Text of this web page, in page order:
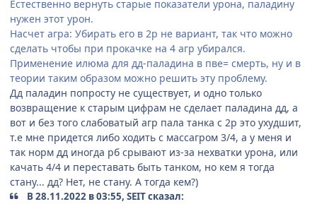
Естественно вернуть старые показатели урона, паладину
нужен этот урон.
Насчет агра: Убирать его в 2р не вариант, так что можно
сделать чтобы при прокачке на 4 агр убирался.
Применение илюма для дд-паладина в пве= смерть, ну и в
теории таким образом можно решить эту проблему.
Дд паладин попросту не существует, и одно только
возвращение к старым цифрам не сделает паладина дд, а
вот и без того слабоватый агр пала танка с 2р это ухудшит,
т.е мне придется либо ходить с массагром 3/4, а у меня и
так норм дд иногда рб срывают из-за нехватки урона, или
качать 4/4 и переставать быть танком, но кем я тогда
стану... дд? Нет, не стану. А тогда кем?)
В 28.11.2022 в 03:55, SEIT сказал: